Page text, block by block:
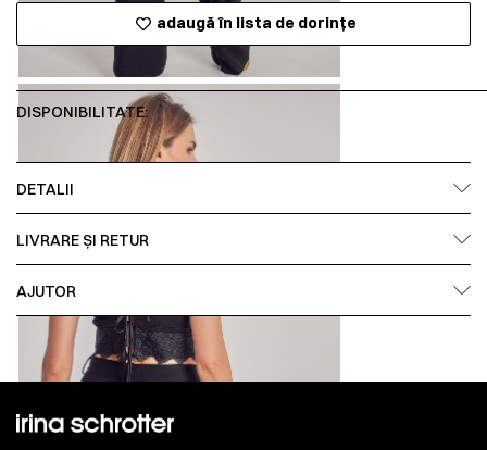
adaugă în lista de dorințe
DISPONIBILITATE:
DETALII
LIVRARE ȘI RETUR
AJUTOR